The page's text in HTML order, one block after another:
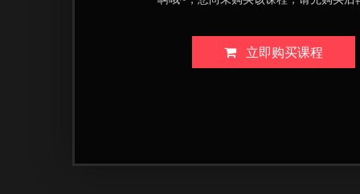
立即购买课程